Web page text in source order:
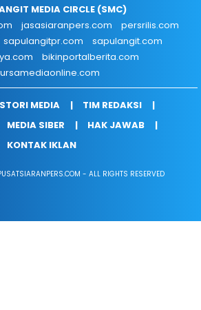
MEDIA CIRCLE (SMC)
jasasiaranpers.com
persrilis.com
sapulangitpr.com
sapulangit.com
bikinportalberita.com
MEDIA
TIM REDAKSI
MEDIA SIBER
HAK JAWAB
KONTAK IKLAN
- ALL RIGHTS RESERVED